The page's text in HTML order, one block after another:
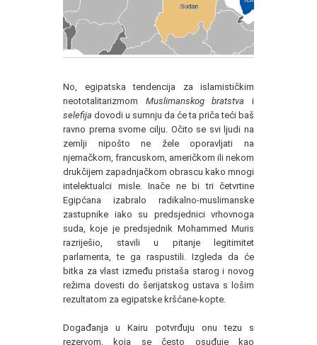
No, egipatska tendencija za islamističkim
neototalitarizmom Muslimanskog bratstva i
selefija dovodi u sumnju da će ta priča teći baš
ravno prema svome cilju. Očito se svi ljudi na
zemlji nipošto ne žele oporavljati na
njemačkom, francuskom, američkom ili nekom
drukčijem zapadnjačkom obrascu kako mnogi
intelektualci misle. Inače ne bi tri četvrtine
Egipćana izabralo radikalno-muslimanske
zastupnike iako su predsjednici vrhovnoga
suda, koje je predsjednik Mohammed Muris
razriješio, stavili u pitanje legitimitet
parlamenta, te ga raspustili. Izgleda da će
bitka za vlast između pristaša starog i novog
režima dovesti do šerijatskog ustava s lošim
rezultatom za egipatske kršćane-kopte.
Događanja u Kairu potvrđuju onu tezu s
rezervom, koja se često osuđuje kao